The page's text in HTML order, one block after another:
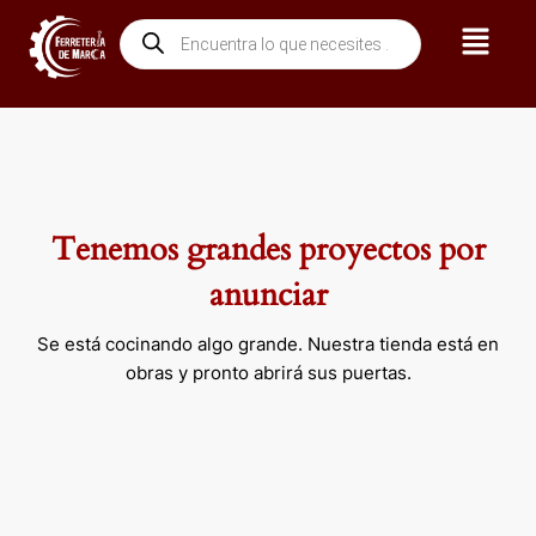
contenido
Búsqueda
de
productos
Menú
Tenemos grandes proyectos por
anunciar
Se está cocinando algo grande. Nuestra tienda está en
obras y pronto abrirá sus puertas.